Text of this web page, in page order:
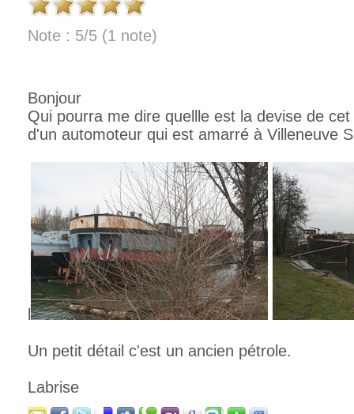
Note : 5/5 (1 note)
Bonjour
Qui pourra me dire quellle est la devise de
d'un automoteur qui est amarré à Villeneuve
Un petit détail c'est un ancien pétrole.
Labrise